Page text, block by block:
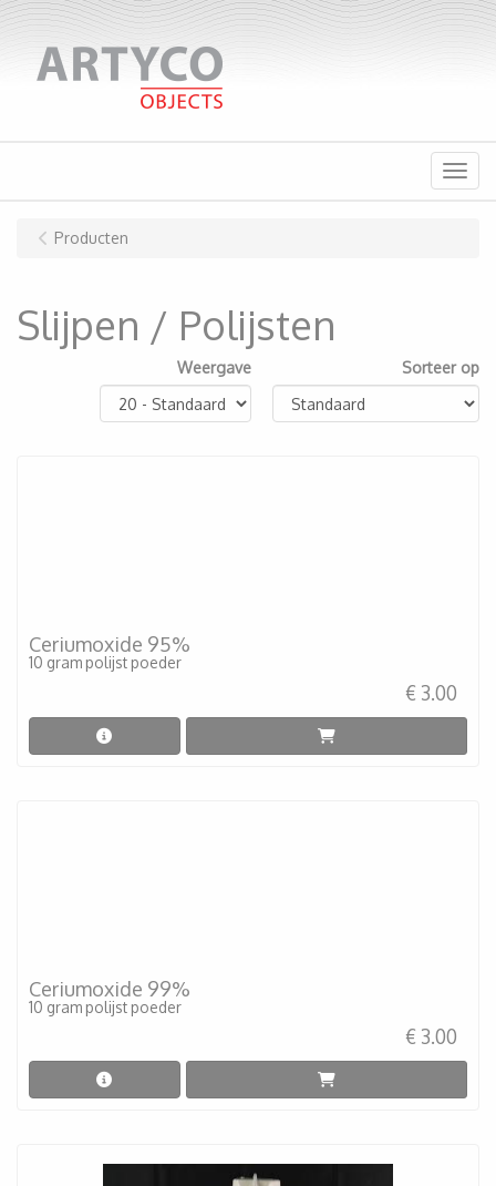
Menu
Producten
Slijpen / Polijsten
Weergave Sorteer op
Ceriumoxide 95%
10 gram polijst poeder
€ 3.00
Ceriumoxide 99%
10 gram polijst poeder
€ 3.00